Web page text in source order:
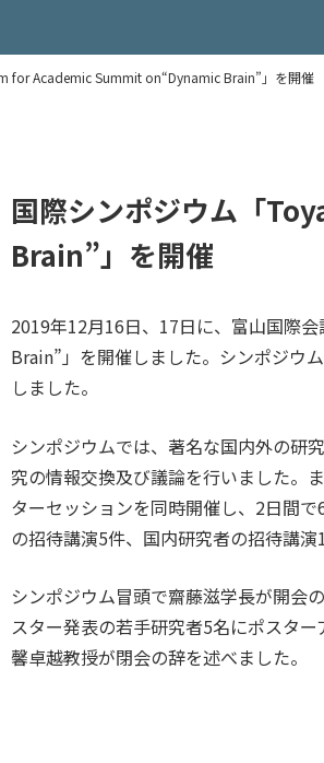
for Academic Summit on“Dynamic Brain”」を開催
国際シンポジウム「
Brain”」を開催
2019年12月16日、17日に、富山国際
Brain”」を開催しました。シンポジウ
しました。
シンポジウムでは、著名な国内外の研
究の情報交換及び議論を行いました。
ターセッションを同時開催し、2日間
の招待講演5件、国内研究者の招待講
シンポジウム冒頭で齋藤滋学長が開会
スター発表の若手研究者5名にポスタ
馨卓越教授が閉会の辞を述べました。